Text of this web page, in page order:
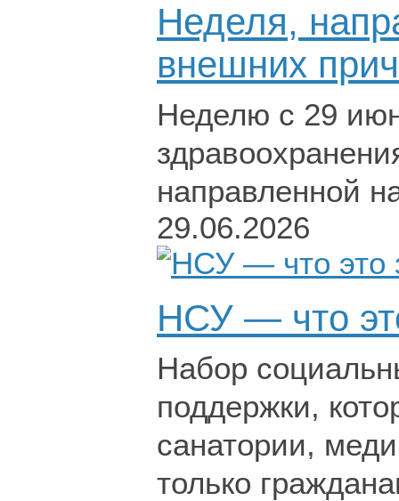
Неделя,
внешних
Неделю с 29
направленной
29.06.2026
НСУ — что
Набор
поддержки,
санатории,
только